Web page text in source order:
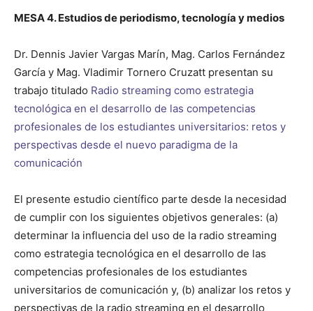
MESA 4. Estudios de periodismo, tecnología y medios
Dr. Dennis Javier Vargas Marín, Mag. Carlos Fernández
García y Mag. Vladimir Tornero Cruzatt presentan su
trabajo titulado Radio streaming como estrategia
tecnológica en el desarrollo de las competencias
profesionales de los estudiantes universitarios: retos y
perspectivas desde el nuevo paradigma de la
comunicación
El presente estudio científico parte desde la necesidad
de cumplir con los siguientes objetivos generales: (a)
determinar la influencia del uso de la radio streaming
como estrategia tecnológica en el desarrollo de las
competencias profesionales de los estudiantes
universitarios de comunicación y, (b) analizar los retos y
perspectivas de la radio streaming en el desarrollo